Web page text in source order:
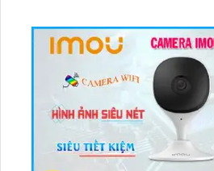
SMD, giúp hình ảnh trong điều
nên rõ nét. Cảm biến CMOS
camera thu hình ảnh màu sắc
đồng nghĩa với việc bạn có thể
một cách tốt nhất với khả năng